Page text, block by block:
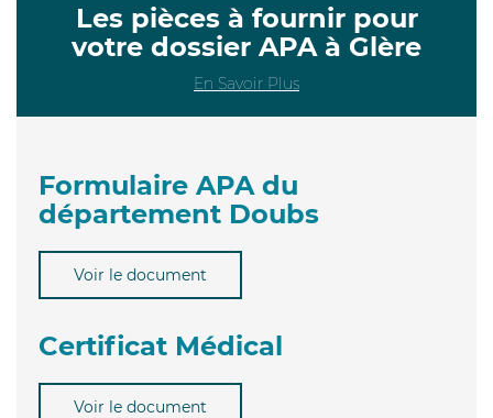
Les pièces à fournir pour
votre dossier APA à Glère
En Savoir Plus
Formulaire APA du
département Doubs
Voir le document
Certificat Médical
Voir le document